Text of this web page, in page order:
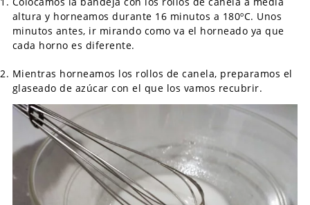
altura y horneamos durante 16 minutos a 180ºC. Unos
minutos antes, ir mirando como va el horneado ya que
cada horno es diferente.
Mientras horneamos los rollos de canela, preparamos el
glaseado de azúcar con el que los vamos recubrir.